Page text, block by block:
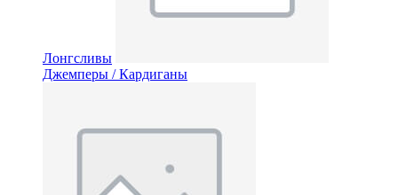
Лонгсливы
Джемперы / Кардиганы